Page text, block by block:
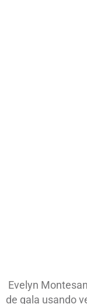
Evelyn
de gala usando